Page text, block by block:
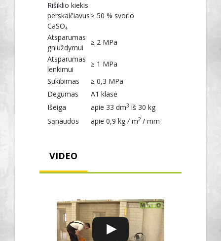
Rišiklio kiekis
perskaičiavus
CaSO₄
≥ 50 % svorio
Atsparumas
gniuždymui
≥ 2 MPa
Atsparumas
lenkimui
≥ 1 MPa
Sukibimas
≥ 0,3 MPa
Degumas
A1 klasė
Išeiga
apie 33 dm3 iš 30 kg
Sąnaudos
apie 0,9 kg / m2 / mm
VIDEO